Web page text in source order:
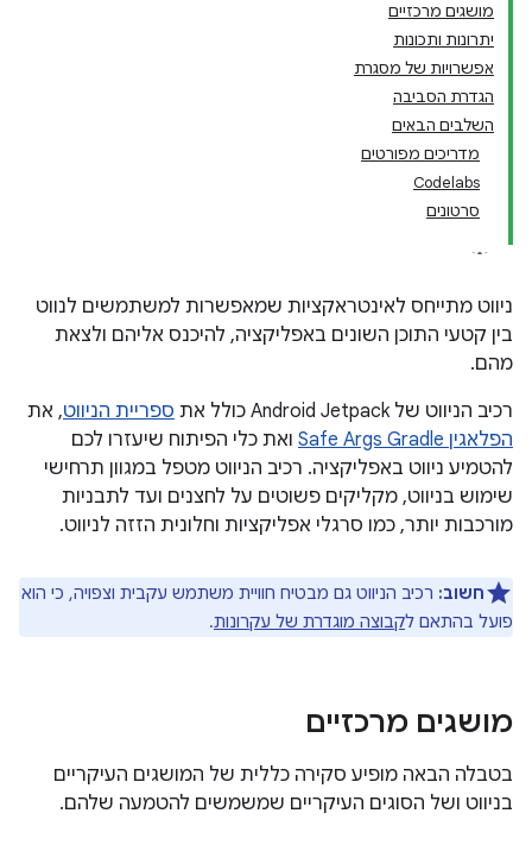
מושגים מרכזיים
יתרונות ותכונות
אפשרויות של מסגרת
הגדרת הסביבה
השלבים הבאים
מדריכים מפורטים
Codelabs
סרטונים
ניווט מתייחס לאינטראקציות שמאפשרות למשתמשים לנווט
בין קטעי התוכן השונים באפליקציה, להיכנס אליהם ולצאת
מהם.
רכיב הניווט של Android Jetpack כולל את
ספריית הניווט, את
הפלאגין Safe Args Gradle
ואת כלי הפיתוח שיעזרו לכם
להטמיע ניווט באפליקציה. רכיב הניווט מטפל במגוון תרחישי
שימוש בניווט, מקליקים פשוטים על לחצנים ועד לתבניות
מורכבות יותר, כמו סרגלי אפליקציות וחלונית הזזה לניווט.
חשוב: רכיב הניווט גם מבטיח חוויית משתמש עקבית וצפויה, כי הוא
פועל בהתאם לקבוצה מוגדרת של עקרונות.
מושגים מרכזיים
בטבלה הבאה מופיע סקירה כללית של המושגים העיקריים
בניווט ושל הסוגים העיקריים שמשמשים להטמעה שלהם.